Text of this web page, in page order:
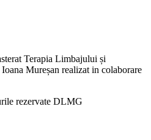
Terapia Limbajului și
Mureșan realizat in colaborare
rezervate DLMG